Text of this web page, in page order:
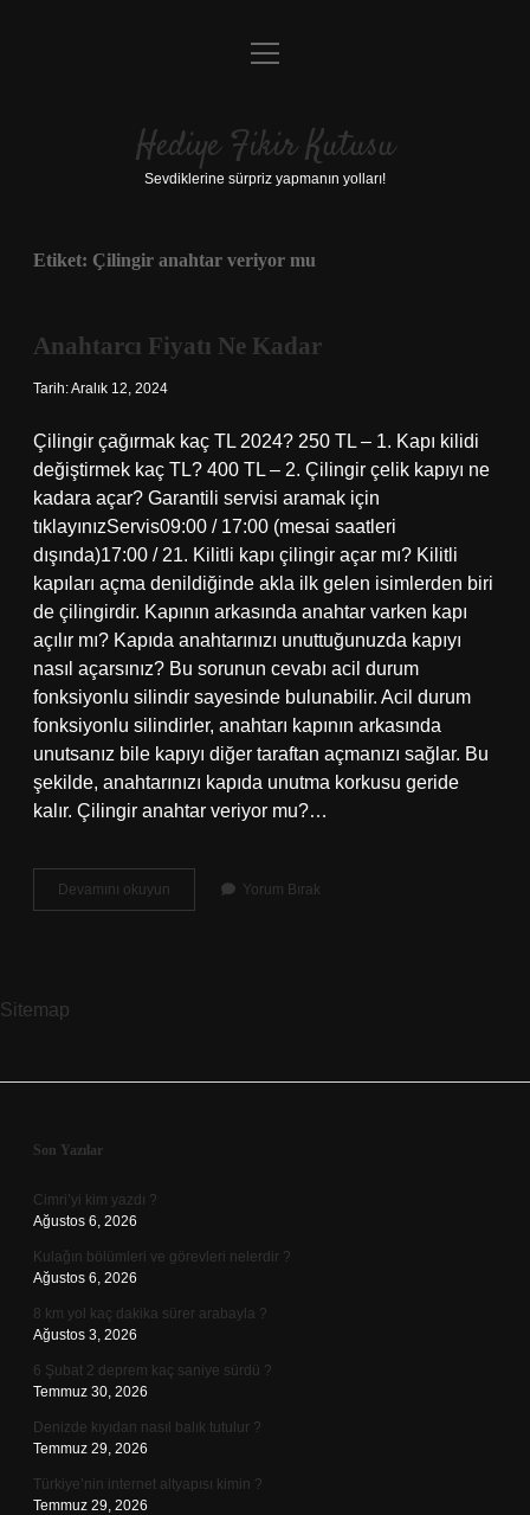
Anasayfa
Yasal Uyarı
menüyü
Hediye Fikir Kutusu
Sevdiklerine sürpriz yapmanın yolları!
Etiket: Çilingir anahtar veriyor mu
Anahtarcı Fiyatı Ne Kadar
Tarih: Aralık 12, 2024
Çilingir çağırmak kaç TL 2024? 250 TL – 1. Kapı kilidi
değiştirmek kaç TL? 400 TL – 2. Çilingir çelik kapıyı ne
kadara açar? Garantili servisi aramak için
tıklayınızServis09:00 / 17:00 (mesai saatleri
dışında)17:00 / 21. Kilitli kapı çilingir açar mı? Kilitli
kapıları açma denildiğinde akla ilk gelen isimlerden biri
de çilingirdir. Kapının arkasında anahtar varken kapı
açılır mı? Kapıda anahtarınızı unuttuğunuzda kapıyı
nasıl açarsınız? Bu sorunun cevabı acil durum
fonksiyonlu silindir sayesinde bulunabilir. Acil durum
fonksiyonlu silindirler, anahtarı kapının arkasında
unutsanız bile kapıyı diğer taraftan açmanızı sağlar. Bu
şekilde, anahtarınızı kapıda unutma korkusu geride
kalır. Çilingir anahtar veriyor mu?…
Devamını okuyun Anahtarcı
Fiyatı
Yorum Bırak
Sitemap
Sidebar
Son Yazılar
Cimri’yi kim yazdı ?
Ağustos 6, 2026
Kulağın bölümleri ve görevleri nelerdir ?
Ağustos 6, 2026
8 km yol kaç dakika sürer arabayla ?
Ağustos 3, 2026
6 Şubat 2 deprem kaç saniye sürdü ?
Temmuz 30, 2026
Denizde kıyıdan nasıl balık tutulur ?
Temmuz 29, 2026
Türkiye’nin internet altyapısı kimin ?
Temmuz 29, 2026